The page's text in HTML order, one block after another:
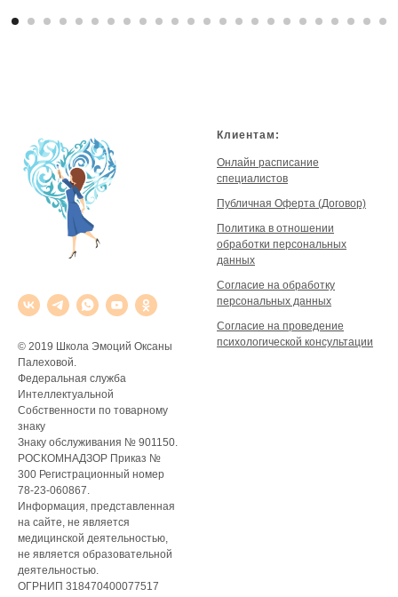
© 2019 Школа Эмоций Оксаны
Палеховой.
Федеральная служба
Интеллектуальной
Собственности по товарному
знаку
Знаку обслуживания № 901150.
РОСКОМНАДЗОР Приказ №
300 Регистрационный номер
78-23-060867.
Информация, представленная
на сайте, не является
медицинской деятельностью,
не является образовательной
деятельностью.
ОГРНИП 318470400077517
Клиентам:
Онлайн расписание
специалистов
Публичная Оферта (Договор)
Политика в отношении
обработки персональных
данных
Согласие на обработку
персональных данных
Согласие на проведение
психологической консультации